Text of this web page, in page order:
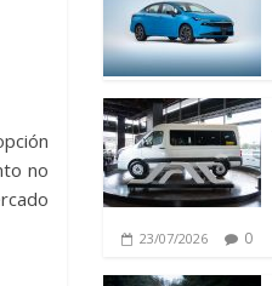
no
23/07/2026 0